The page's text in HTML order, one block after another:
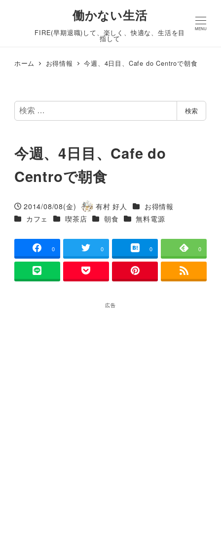
働かない生活
FIRE(早期退職)して、楽しく、快適な、生活を目
指して
MENU
ホーム お得情報 今週、4日目、Cafe do Centroで朝食
検
索
検索
今週、4日目、Cafe do
Centroで朝食
投稿日
2014/08/08(金)
著
者
有村 好人 カテゴリー
お得情報
カテゴリー
カフェ カテゴリー
喫茶店 カテゴリー
朝食 カテゴリー
無料電源
0 0 0 0
広告